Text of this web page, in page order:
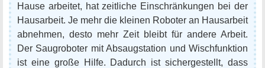
Hause arbeitet, hat zeitliche Einschränkungen bei der
Hausarbeit. Je mehr die kleinen Roboter an Hausarbeit
abnehmen, desto mehr Zeit bleibt für andere Arbeit.
Der Saugroboter mit Absaugstation und Wischfunktion
ist eine große Hilfe. Dadurch ist sichergestellt, dass